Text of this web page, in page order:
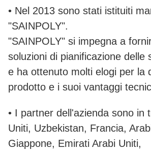
• Nel 2013 sono stati istituiti
"SAINPOLY".
"SAINPOLY" si impegna a
soluzioni di pianificazione delle
e ha ottenuto molti elogi per la
prodotto e i suoi vantaggi
• I partner dell'azienda sono in
Uniti, Uzbekistan, Francia,
Giappone, Emirati Arabi Uniti,